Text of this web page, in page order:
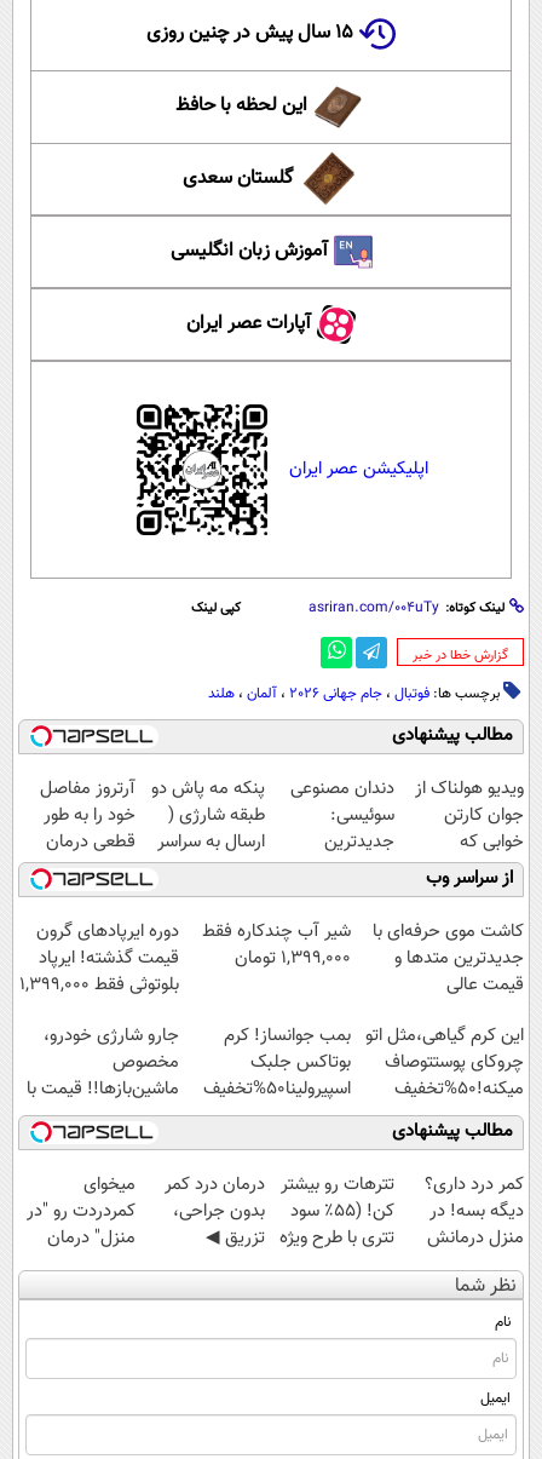
۱۵ سال پیش در چنین روزی
این لحظه با حافظ
گلستان سعدی
آموزش زبان انگلیسی
آپارات عصر ایران
اپلیکیشن عصر ایران
لینک کوتاه: کپی لینک
‌گزارش خطا در خبر
برچسب ها: فوتبال ، جام جهانی 2026 ، آلمان ، هلند
مطالب پیشنهادی
ویدیو هولناک از
جوان کارتن
خوابی که
میلیاردر شد.
آموزش رایگان
دندان مصنوعی
سوئیسی:
جدیدترین
فناوری اروپا،
سبک و مقاوم |
پرداخت قسطی
پنکه مه پاش دو
طبقه شارژی (
ارسال به سراسر
کشور)
آرتروز مفاصل
خود را به طور
قطعی درمان
کنید!
◗پرسش‌نامه◖
از سراسر وب
کاشت موی حرفه‌ای با
جدیدترین متدها و
قیمت عالی
شیر آب چندکاره فقط
1,399,000 تومان
دوره ایرپاد‌های گرون
قیمت گذشته! ایرپاد
بلوتوثی فقط 1,399,000
این کرم گیاهی،مثل اتو
چروکای پوستتوصاف
میکنه!50%تخفیف
بمب جوانساز! کرم
بوتاکس جلبک
اسپیرولینا50%تخفیف
جارو شارژی خودرو،
مخصوص
ماشین‌باز‌ها!! قیمت با
تخفیف: فقط
1,499,000
مطالب پیشنهادی
کمر درد داری؟
دیگه بسه! در
منزل درمانش
کن
(◀پرسش‌نامه)
تترهات رو بیشتر
کن! (۵۵٪ سود
تتری با طرح ویژه
بیت‌پین)
درمان درد کمر
بدون جراحی،
تزریق ◀
پرسش‌نامه رو پر
کن ▶
میخوای
کمردردت رو "در
منزل" درمان
کنی؟ (◂فیلم +
◂پرسش‌نامه)
نظر شما
نام
ایمیل